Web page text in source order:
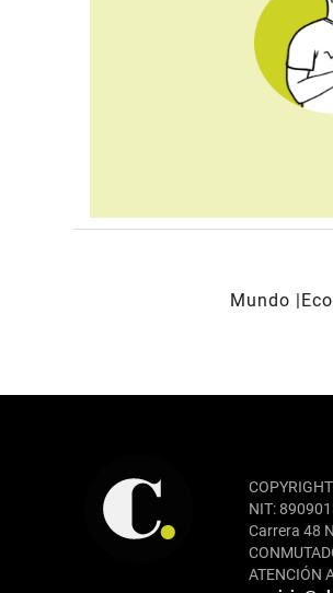
Mundo
NIT:
Carrera 48
ATENCIÓN